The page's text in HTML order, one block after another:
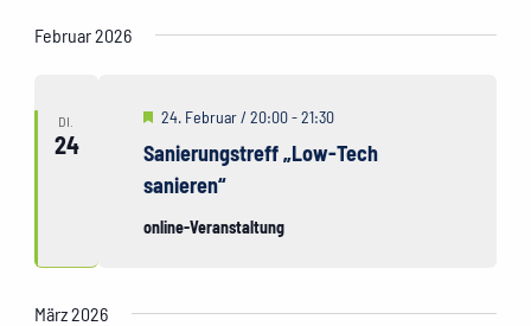
wählen.
Februar 2026
DI.
24
Sanierungstreff „Low-Tech
sanieren“
Hervorgehoben
24. Februar / 20:00-21:30
online-Veranstaltung
März 2026